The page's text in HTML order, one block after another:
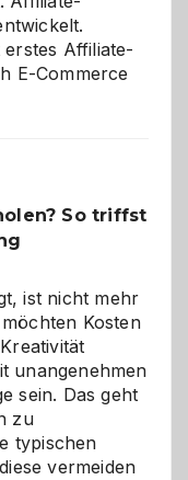
Affiliate-
E-Commerce
So triffst
ist nicht mehr
Kosten
unangenehmen
sein. Das geht
zu
typischen
vermeiden